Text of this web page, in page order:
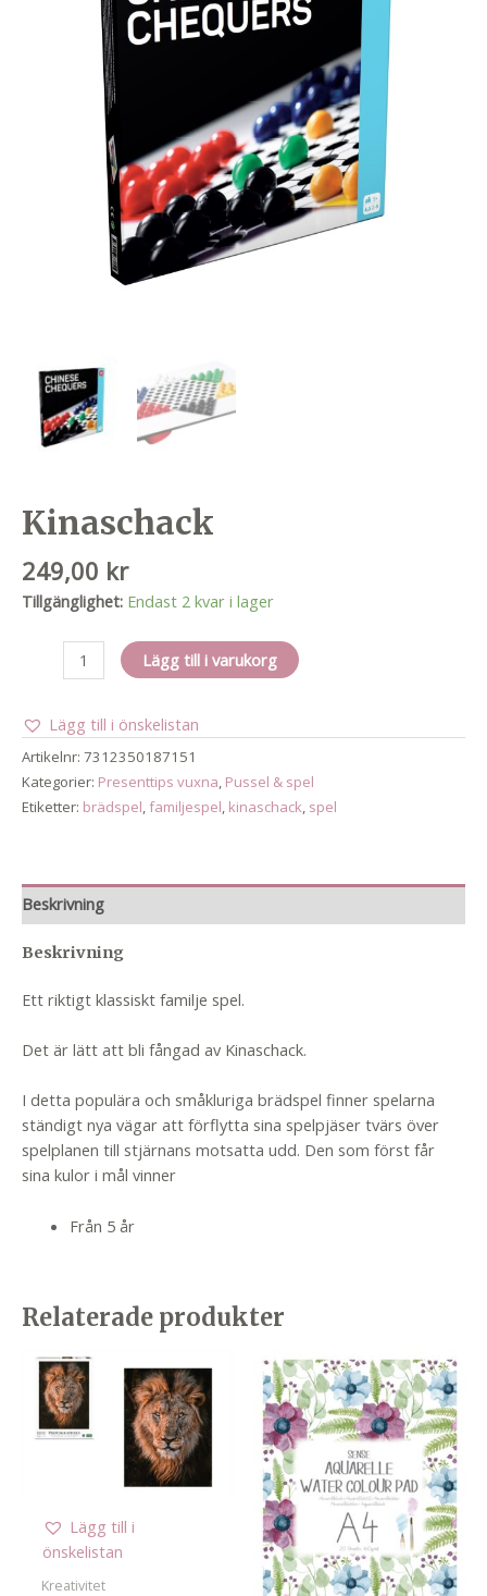
Kinaschack
249,00 kr
Tillgänglighet: Endast 2 kvar i lager
Kinaschack
mängd
Lägg till i varukorg
Lägg till i önskelistan
Artikelnr: 7312350187151
Kategorier: Presenttips vuxna, Pussel & spel
Etiketter: brädspel,familjespel, kinaschack, spel
Beskrivning
Beskrivning
Ett riktigt klassiskt familje spel.
Det är lätt att bli fångad av Kinaschack.
I detta populära och småkluriga brädspel finner spelarna
ständigt nya vägar att förflytta sina spelpjäser tvärs över
spelplanen till stjärnans motsatta udd. Den som först får
sina kulor i mål vinner
Från 5 år
Relaterade produkter
Lägg till i
önskelistan
Kreativitet